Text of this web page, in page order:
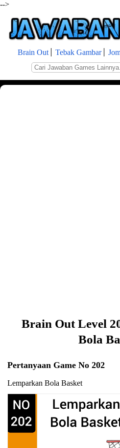
-->
Brain Out Tebak Gambar
Brain Out Level
Bola
Pertanyaan Game No 202
Lemparkan Bola Basket